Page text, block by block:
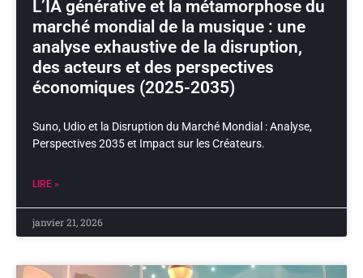
L’IA générative et la métamorphose du
marché mondial de la musique : une
analyse exhaustive de la disruption,
des acteurs et des perspectives
économiques (2025-2035)
Suno, Udio et la Disruption du Marché Mondial : Analyse,
Perspectives 2035 et Impact sur les Créateurs.
LIRE »
janvier 21, 2026